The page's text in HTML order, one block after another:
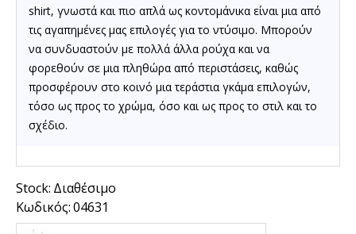
shirt, γνωστά και πιο απλά ως κοντομάνικα είναι μια από
τις αγαπημένες μας επιλογές για το ντύσιμο. Μπορούν
να συνδυαστούν με πολλά άλλα ρούχα και να
φορεθούν σε μια πληθώρα από περιστάσεις, καθώς
προσφέρουν στο κοινό μια τεράστια γκάμα επιλογών,
τόσο ως προς το χρώμα, όσο και ως προς το στιλ και το
σχέδιο.
Stock: Διαθέσιμο
Κωδικός:04631